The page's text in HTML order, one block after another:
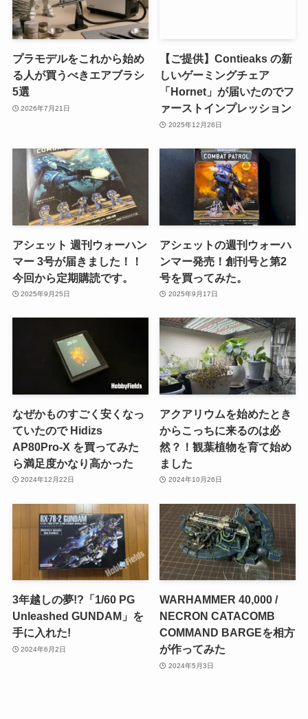
プラモデルをこれから始め
る人が買うべきエアブラシ
5選
2026年7月21日
【ご提供】Contieaks の新
しいゲーミングチェア
「Hornet」が届いたのでフ
ァーストインプレッション
2025年12月26日
アシェット 週刊ウォーハン
マー 3号が届きました！！
今回から定期購読です。
2025年9月25日
アシェットの週刊ウォーハ
ンマー発売！創刊号と第2
号を買ってみた。
2025年9月17日
なぜかものすごく安くなっ
ていたので Hidizs
AP80Pro-X を買ってみた
ら満足度かなり高かった
2024年12月22日
アクアリウムを始めたとき
からこっちに来るのは必
然？！観葉植物を育て始め
ました
2024年10月26日
3年越しの夢!?「1/60 PG
Unleashed GUNDAM」を
手に入れた!
2024年6月2日
WARHAMMER 40,000 /
NECRON CATACOMB
COMMAND BARGEを相方
が作ってみた
2024年5月3日